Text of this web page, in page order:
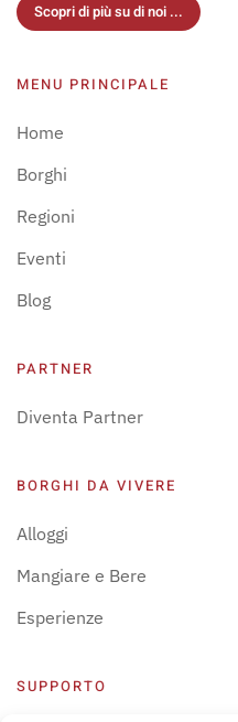
Scopri di più su di noi ...
MENU PRINCIPALE
Home
Borghi
Regioni
Eventi
Blog
PARTNER
Diventa Partner
BORGHI DA VIVERE
Alloggi
Mangiare e Bere
Esperienze
SUPPORTO